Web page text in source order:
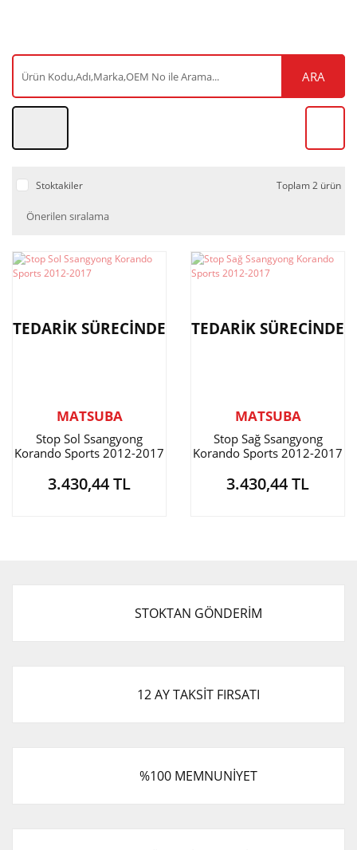
ARA
Stoktakiler Toplam 2 ürün
TEDARİK SÜRECİNDE
MATSUBA
Stop Sol Ssangyong
Korando Sports 2012-2017
3.430,44 TL
TEDARİK SÜRECİNDE
MATSUBA
Stop Sağ Ssangyong
Korando Sports 2012-2017
3.430,44 TL
STOKTAN GÖNDERİM
12 AY TAKSİT FIRSATI
%100 MEMNUNİYET